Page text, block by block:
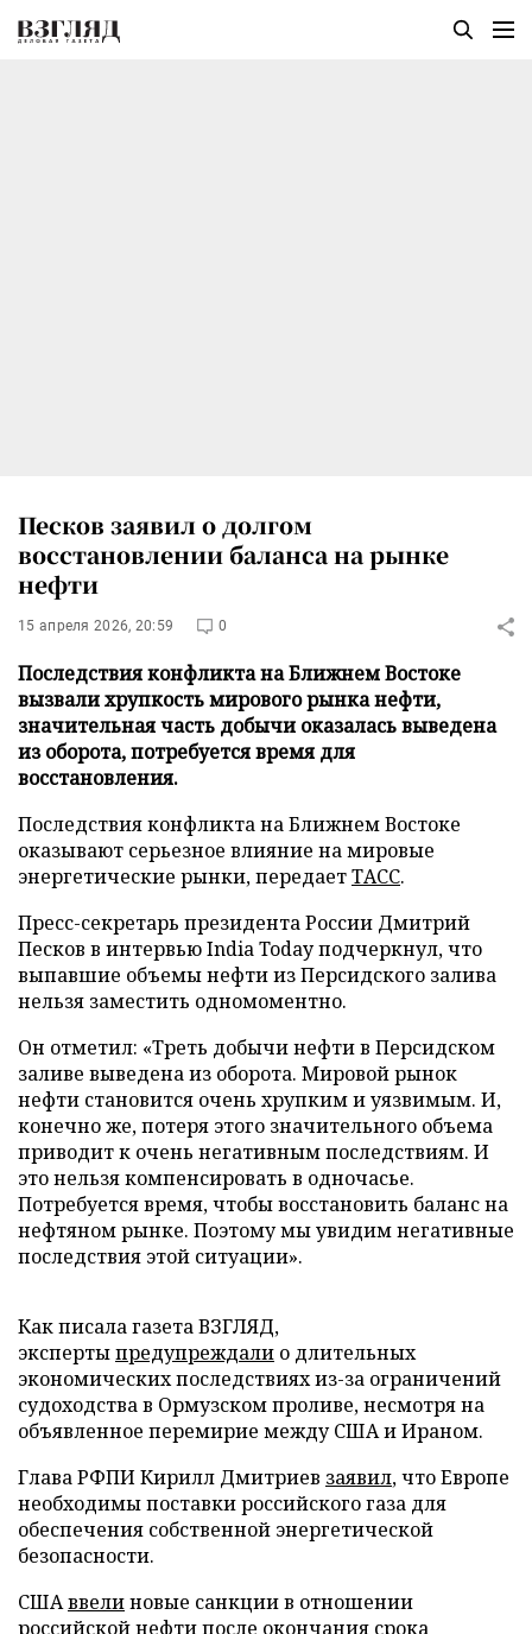
Песков заявил о долгом
восстановлении баланса на рынке
нефти
15 апреля 2026, 20:59 0
Последствия конфликта на Ближнем Востоке
вызвали хрупкость мирового рынка нефти,
значительная часть добычи оказалась выведена
из оборота, потребуется время для
восстановления.
Последствия конфликта на Ближнем Востоке
оказывают серьезное влияние на мировые
энергетические рынки, передаетТАСС.
Пресс-секретарь президента России Дмитрий
Песков в интервью India Today подчеркнул, что
выпавшие объемы нефти из Персидского залива
нельзя заместить одномоментно.
Он отметил: «Треть добычи нефти в Персидском
заливе выведена из оборота. Мировой рынок
нефти становится очень хрупким и уязвимым. И,
конечно же, потеря этого значительного объема
приводит к очень негативным последствиям. И
это нельзя компенсировать в одночасье.
Потребуется время, чтобы восстановить баланс на
нефтяном рынке. Поэтому мы увидим негативные
последствия этой ситуации».
Как писала газета ВЗГЛЯД,
экспертыпредупреждали о длительных
экономических последствиях из-за ограничений
судоходства в Ормузском проливе, несмотря на
объявленное перемирие между США и Ираном.
Глава РФПИ Кирилл Дмитриев заявил, что Европе
необходимы поставки российского газа для
обеспечения собственной энергетической
безопасности.
СШАввелиновые санкции в отношении
российской нефти после окончания срока